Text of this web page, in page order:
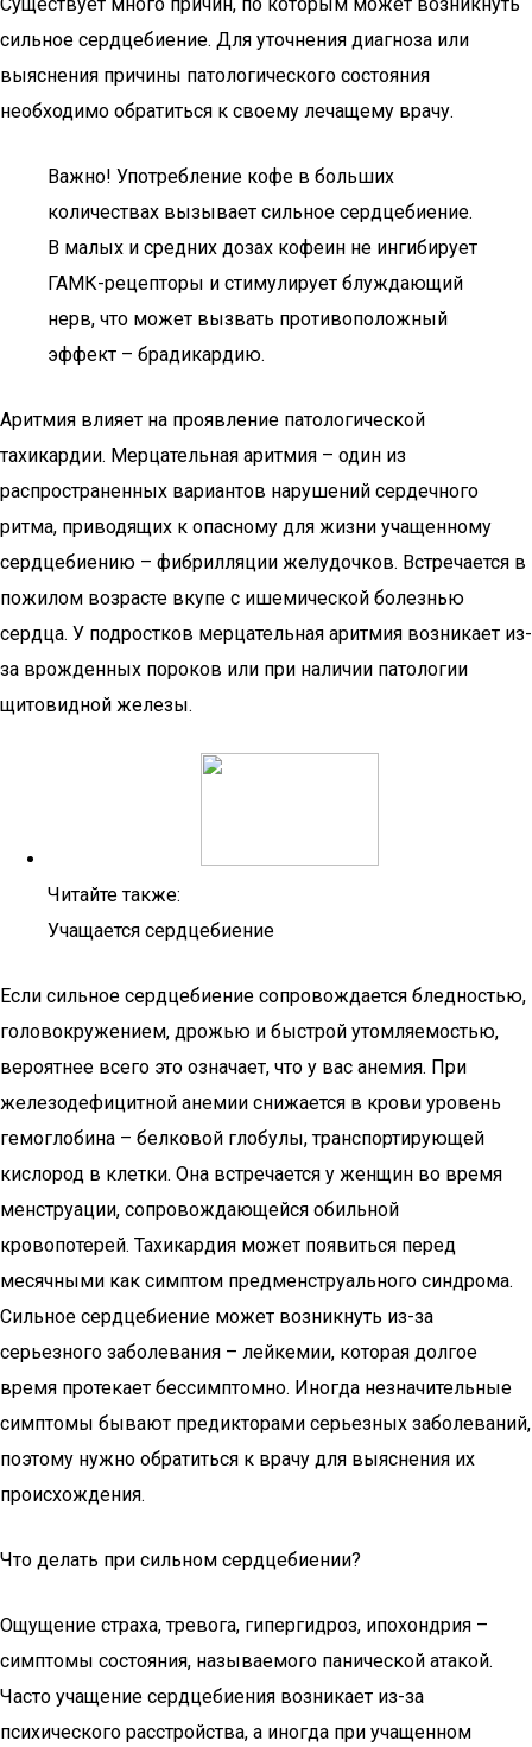
сильное сердцебиение. Для уточнения диагноза или
выяснения причины патологического состояния
необходимо обратиться к своему лечащему врачу.
Важно! Употребление кофе в больших
количествах вызывает сильное сердцебиение.
В малых и средних дозах кофеин не ингибирует
ГАМК-рецепторы и стимулирует блуждающий
нерв, что может вызвать противоположный
эффект – брадикардию.
Аритмия влияет на проявление патологической
тахикардии. Мерцательная аритмия – один из
распространенных вариантов нарушений сердечного
ритма, приводящих к опасному для жизни учащенному
сердцебиению – фибрилляции желудочков. Встречается в
пожилом возрасте вкупе с ишемической болезнью
сердца. У подростков мерцательная аритмия возникает из-
за врожденных пороков или при наличии патологии
щитовидной железы.
Читайте также:
Учащается сердцебиение
Если сильное сердцебиение сопровождается бледностью,
головокружением, дрожью и быстрой утомляемостью,
вероятнее всего это означает, что у вас анемия. При
железодефицитной анемии снижается в крови уровень
гемоглобина – белковой глобулы, транспортирующей
кислород в клетки. Она встречается у женщин во время
менструации, сопровождающейся обильной
кровопотерей. Тахикардия может появиться перед
месячными как симптом предменструального синдрома.
Сильное сердцебиение может возникнуть из-за
серьезного заболевания – лейкемии, которая долгое
время протекает бессимптомно. Иногда незначительные
симптомы бывают предикторами серьезных заболеваний,
поэтому нужно обратиться к врачу для выяснения их
происхождения.
Что делать при сильном сердцебиении?
Ощущение страха, тревога, гипергидроз, ипохондрия –
симптомы состояния, называемого панической атакой.
Часто учащение сердцебиения возникает из-за
психического расстройства, а иногда при учащенном